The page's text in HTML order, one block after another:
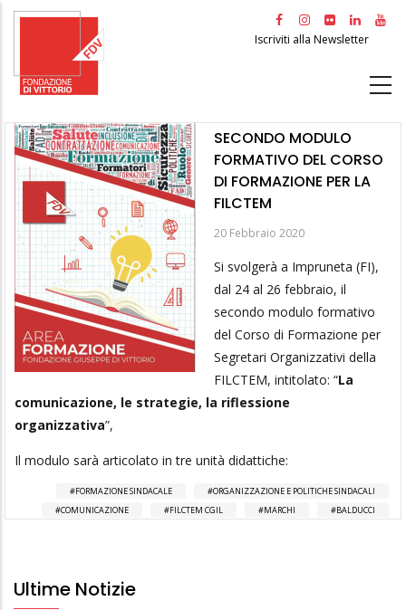
Salta
principale
Iscriviti alla Newsletter
SECONDO MODULO
FORMATIVO DEL CORSO
DI FORMAZIONE PER LA
FILCTEM
20 Febbraio 2020
Si svolgerà a Impruneta (FI),
dal 24 al 26 febbraio, il
secondo modulo formativo
del Corso di Formazione per
Segretari Organizzativi della
FILCTEM, intitolato: “La
comunicazione, le strategie, la riflessione
organizzativa”,
Il modulo sarà articolato in tre unità didattiche:
FORMAZIONE SINDACALE
ORGANIZZAZIONE E POLITICHE SINDACALI
COMUNICAZIONE
FILCTEM CGIL MARCHI BALDUCCI
Ultime Notizie